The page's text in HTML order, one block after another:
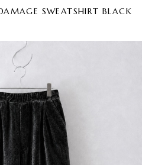
SWEATSHIRT BLACK